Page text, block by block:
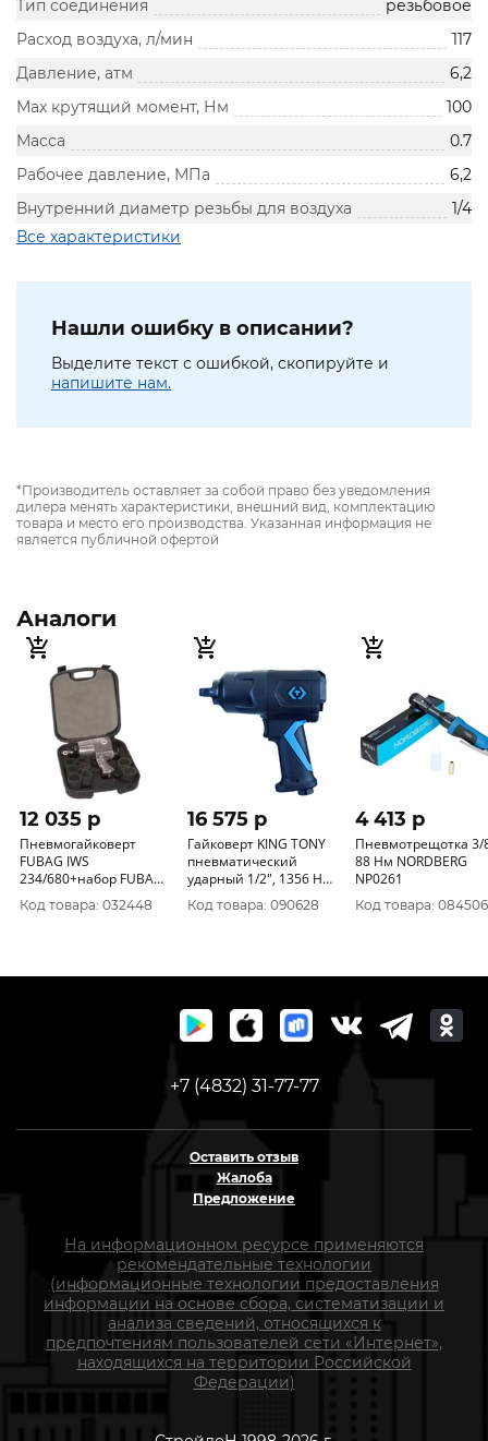
Тип соединения
резьбовое
Расход воздуха, л/мин
117
Давление, атм
6,2
Max крутящий момент, Нм
100
Масса
0.7
Рабочее давление, МПа
6,2
Внутренний диаметр резьбы для воздуха
1/4
Все характеристики
Нашли ошибку в описании?
Выделите текст с ошибкой, скопируйте и
напишите нам.
*Производитель оставляет за собой право без уведомления
дилера менять характеристики, внешний вид, комплектацию
товара и место его производства. Указанная информация не
является публичной офертой
Аналоги
12 035 p
Пневмогайковерт
FUBAG IWS
234/680+набор FUBAG
100111
Код товара: 032448
16 575 p
Гайковерт KING TONY
пневматический
ударный 1/2", 1356 Нм
33461-100
Код товара: 090628
4 413 p
Пневмотрещотка 3/
88 Нм NORDBERG
NP0261
Код товара: 084506
+7 (4832) 31-77-77
Оставить отзыв
Жалоба
Предложение
На информационном ресурсе применяются
рекомендательные технологии
(информационные технологии предоставления
информации на основе сбора, систематизации и
анализа сведений, относящихся к
предпочтениям пользователей сети «Интернет»,
находящихся на территории Российской
Федерации)